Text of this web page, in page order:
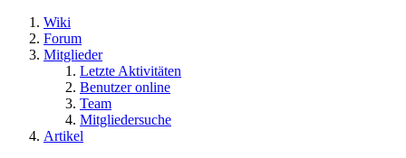
Wiki
Forum
Mitglieder
Letzte Aktivitäten
Benutzer online
Team
Mitgliedersuche
Artikel